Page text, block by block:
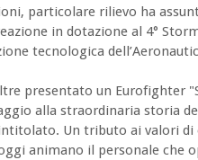
particolare rilievo ha
in dotazione al 4°
tecnologica
presentato un Eurofighter
alla straordinaria storia
Un tributo ai valori
animano il personale che